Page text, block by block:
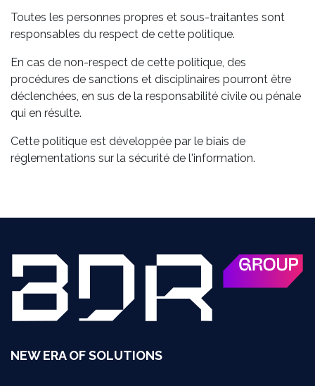
Toutes les personnes propres et sous-traitantes sont
responsables du respect de cette politique.
En cas de non-respect de cette politique, des
procédures de sanctions et disciplinaires pourront être
déclenchées, en sus de la responsabilité civile ou pénale
qui en résulte.
Cette politique est développée par le biais de
réglementations sur la sécurité de l'information.
NEW ERA OF SOLUTIONS